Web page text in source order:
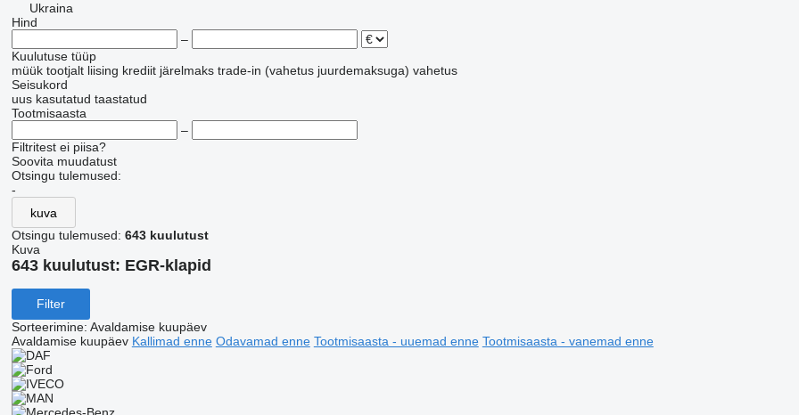
Ukraina
Hind
–
Kuulutuse tüüp
müük tootjalt liising krediit järelmaks trade-in (vahetus juurdemaksuga) vahetus
Seisukord
uus kasutatud taastatud
Tootmisaasta
–
Filtritest ei piisa?
Soovita muudatust
Otsingu tulemused:
-
kuva
Otsingu tulemused: 643 kuulutust
Kuva
643 kuulutust: EGR-klapid
Filter
Sorteerimine: Avaldamise kuupäev
Avaldamise kuupäev Kallimad enne Odavamad enne Tootmisaasta - uuemad enne Tootmisaasta - vanemad enne